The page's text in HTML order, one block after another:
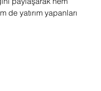
de yatırım yapanları